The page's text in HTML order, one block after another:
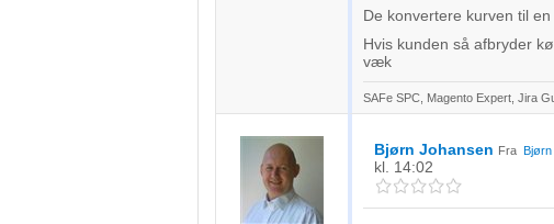
De konvertere kurven til
Hvis kunden så afbryder
væk
SAFe SPC, Magento Expert, Jira
Bjørn Johansen Fra Bjørn
kl. 14:02
Forstå målgrupper gennem statistikker eller kombinationer af
Bruge præcise geografiske placeringsoplysninger